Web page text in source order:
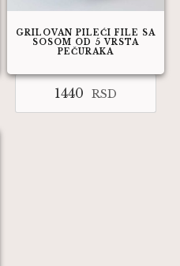
GRILOVAN PILEĆI FILE SA
SOSOM OD 5 VRSTA
PEČURAKA
1440 RSD